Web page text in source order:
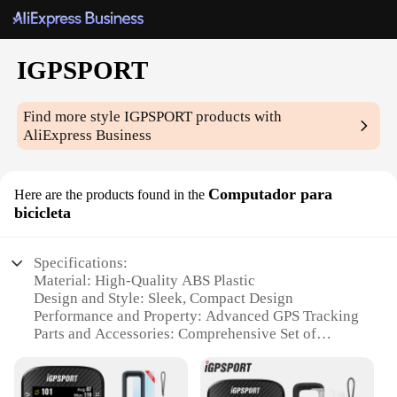
IGPSPORT
Find more styleIGPSPORTproducts with
AliExpress Business
Here are the products found in the Computador para
bicicleta
Specifications:
Material: High-Quality ABS Plastic
Design and Style: Sleek, Compact Design
Performance and Property: Advanced GPS Tracking
Parts and Accessories: Comprehensive Set of
Usage and Purpose: Cycling Performance and Data
Analysis